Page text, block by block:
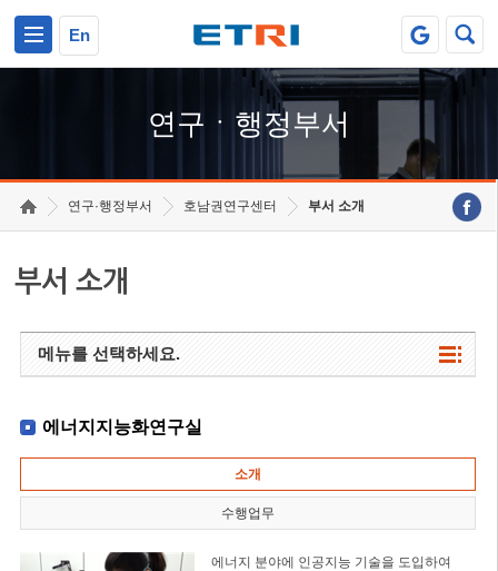
En
연구ㆍ행정부서
연구·행정부서 호남권연구센터 부서 소개
부서 소개
메뉴를 선택하세요.
에너지지능화연구실
소개
수행업무
에너지 분야에 인공지능 기술을 도입하여